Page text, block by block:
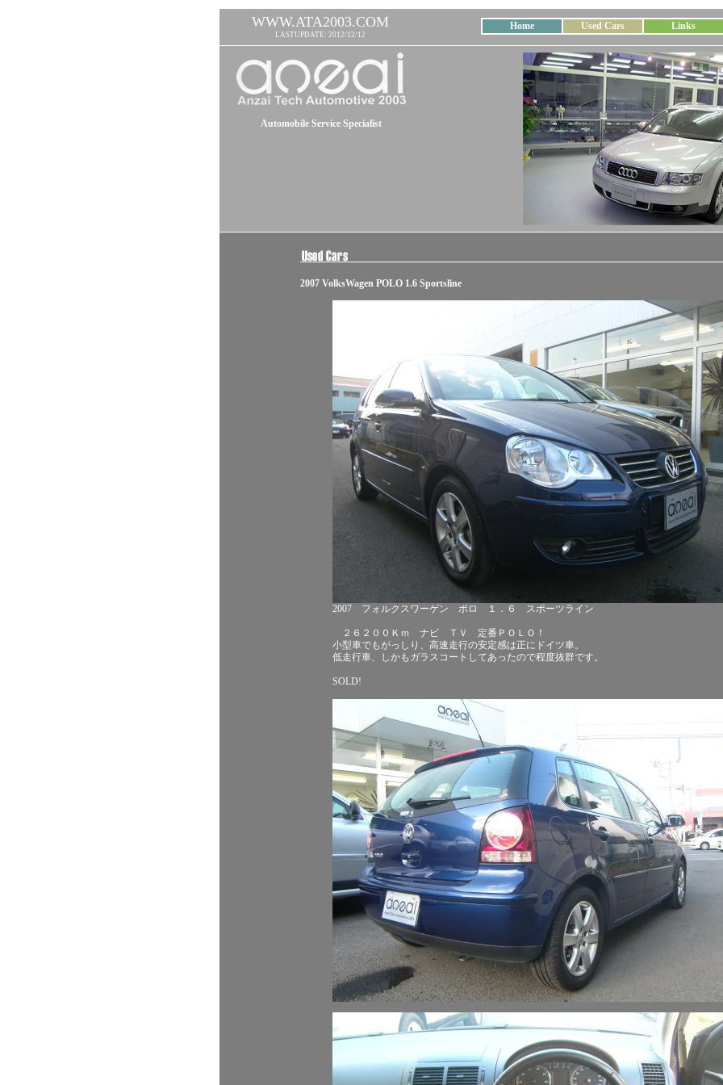
WWW.ATA2003.COM
LASTUPDATE: 2012/12/12
Home Used Cars Links
Automobile Service Specialist
2007 VolksWagen POLO 1.6 Sportsline
2007 フォルクスワーゲン ポロ １．６ スポーツライン
２６２００Ｋｍ ナビ ＴＶ 定番ＰＯＬＯ！
小型車でもがっしり、高速走行の安定感は正にドイツ車。
低走行車、しかもガラスコートしてあったので程度抜群です。
SOLD!